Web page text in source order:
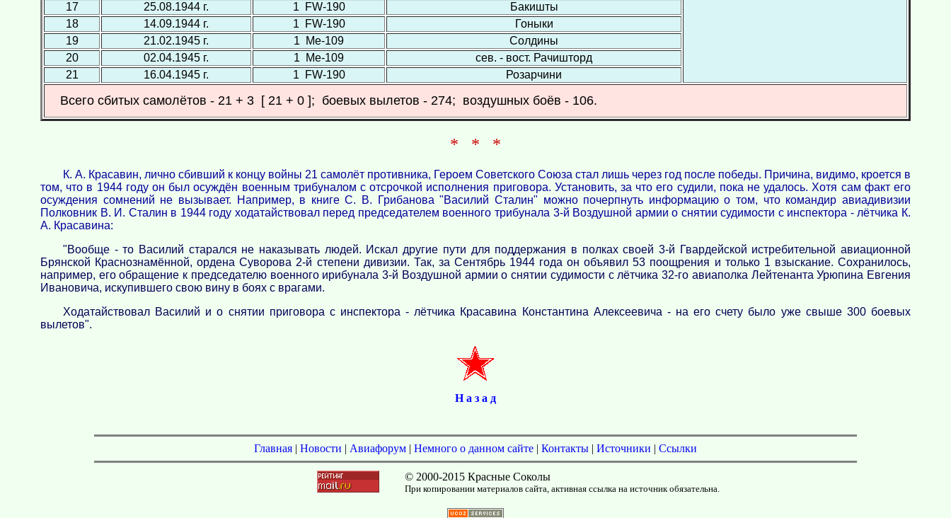
17
25.08.1944 г. 1 FW-190
Бакишты
18
14.09.1944 г. 1 FW-190
Гоныки
19
21.02.1945 г. 1 Ме-109
Солдины
20
02.04.1945 г. 1 Ме-109
сев. - вост. Рачишторд
21
16.04.1945 г. 1 FW-190 Розарчини
Всего сбитых самолётов - 21 + 3 [ 21 + 0 ]; боевых вылетов - 274; воздушных боёв - 106.
* * *
К. А. Красавин, лично сбивший к концу войны 21 самолёт противника, Героем Советского Союза стал лишь через год после победы. Причина, видимо, кроется в
том, что в 1944 году он был осуждён военным трибуналом с отсрочкой исполнения приговора. Установить, за что его судили, пока не удалось. Хотя сам факт его
осуждения сомнений не вызывает. Например, в книге С. В. Грибанова "Василий Сталин" можно почерпнуть информацию о том, что командир авиадивизии
Полковник В. И. Сталин в 1944 году ходатайствовал перед председателем военного трибунала 3-й Воздушной армии о снятии судимости с инспектора - лётчика К.
А. Красавина:
"Вообще - то Василий старался не наказывать людей. Искал другие пути для поддержания в полках своей 3-й Гвардейской истребительной авиационной
Брянской Краснознамённой, ордена Суворова 2-й степени дивизии. Так, за Сентябрь 1944 года он объявил 53 поощрения и только 1 взыскание. Сохранилось,
например, его обращение к председателю военного ирибунала 3-й Воздушной армии о снятии судимости с лётчика 32-го авиаполка Лейтенанта Урюпина Евгения
Ивановича, искупившего свою вину в боях с врагами.
Ходатайствовал Василий и о снятии приговора с инспектора - лётчика Красавина Константина Алексеевича - на его счету было уже свыше 300 боевых
вылетов".
Н а з а д
Главная | Новости | Авиафорум | Немного о данном сайте | Контакты | Источники | Ссылки
© 2000-2015 Красные Соколы
При копировании материалов сайта, активная ссылка на источник обязательна.